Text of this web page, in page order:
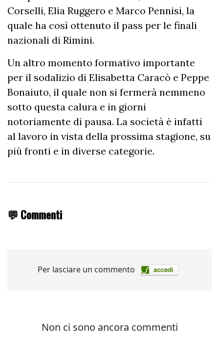
Corselli, Elia Ruggero e Marco Pennisi, la
quale ha così ottenuto il pass per le finali
nazionali di Rimini.
Un altro momento formativo importante
per il sodalizio di Elisabetta Caracò e Peppe
Bonaiuto, il quale non si fermerà nemmeno
sotto questa calura e in giorni
notoriamente di pausa. La società è infatti
al lavoro in vista della prossima stagione, su
più fronti e in diverse categorie.
💬 Commenti